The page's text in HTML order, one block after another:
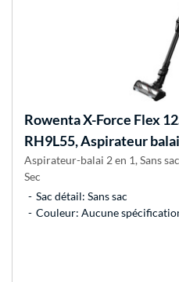
RowentaX-Force Flex
RH9L55, Aspirateur
Aspirateur-balai 2 en 1, Sans
Sec
Sac détail: Sans sac
Couleur: Aucune